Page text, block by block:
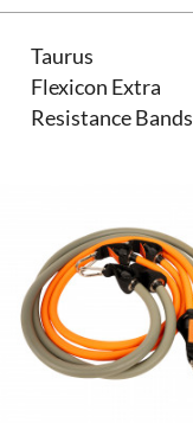
Taurus
Flexicon Extra
Resistance Bands